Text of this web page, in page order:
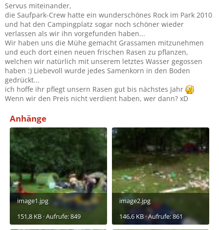
Servus miteinander,
die Saufpark-Crew hatte ein wunderschönes Rock im Park 2010
und hat den Campingplatz sogar noch schöner wieder
verlassen als wir ihn vorgefunden haben...
Wir haben uns die Mühe gemacht Grassamen mitzunehmen
und euch dort einen neuen frischen Rasen zu pflanzen,
welchen wir natürlich mit unserem letztes Wasser gegossen
haben :) Liebevoll wurde jedes Samenkorn in den Boden
gedrückt...
ich hoffe ihr pflegt unsern Rasen gut bis nächstes Jahr
Wenn wir den Preis nicht verdient haben, wer dann? xD
Anhänge
image1.jpg
151,8 KB · Aufrufe: 849
image2.jpg
146,6 KB · Aufrufe: 861